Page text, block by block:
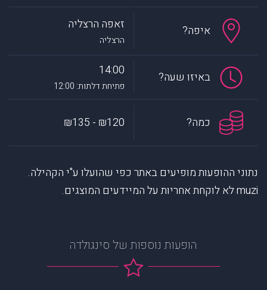
איפה? זאפה הרצליה
הרצליה
באיזו שעה? 14:00
פתיחת דלתות: 12:00
כמה? ₪120 - ₪135
נתוני ההופעות מופיעים באתר כפי שהועלו ע"י הקהילה.
muzi לא לוקחת אחריות על המיידעים המוצגים.
הופעות נוספות של סינגולדה